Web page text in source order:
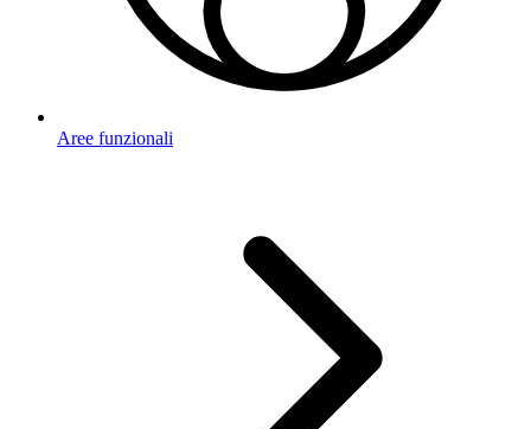
Aree funzionali